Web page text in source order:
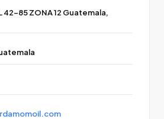
42-85 ZONA 12 Guatemala,